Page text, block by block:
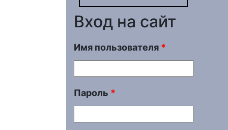
Вход на сайт
Имя пользователя *
Пароль *